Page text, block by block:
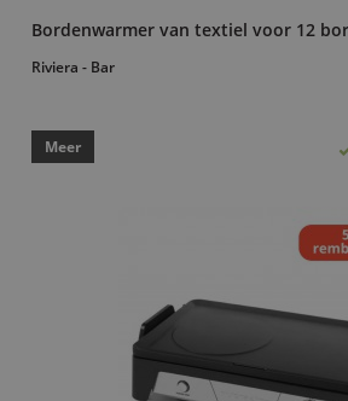
Bordenwarmer van textiel voor 12
Riviera - Bar
Meer